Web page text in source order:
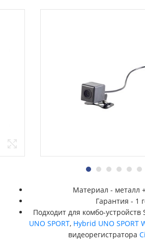
Материал - металл
Гарантия - 1
Подходит для комбо-устройств
UNO SPORT, Hybrid UNO SPORT
видеорегистратора